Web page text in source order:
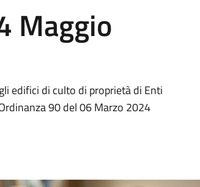
Maggio
edifici di culto di proprietà di Enti
90 del 06 Marzo 2024